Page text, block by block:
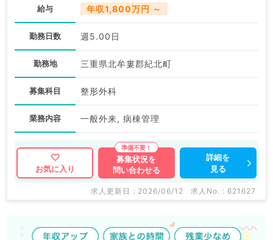
給与 年収1,800万円 ～
勤務日数 週5.00日
勤務地 三重県北牟婁郡紀北町
募集科目 整形外科
業務内容 一般外来, 病棟管理
お気に入り
募集状況を
問い合わせる
詳細を
見る
求人更新日 : 2026/06/12 求人No. : 621627